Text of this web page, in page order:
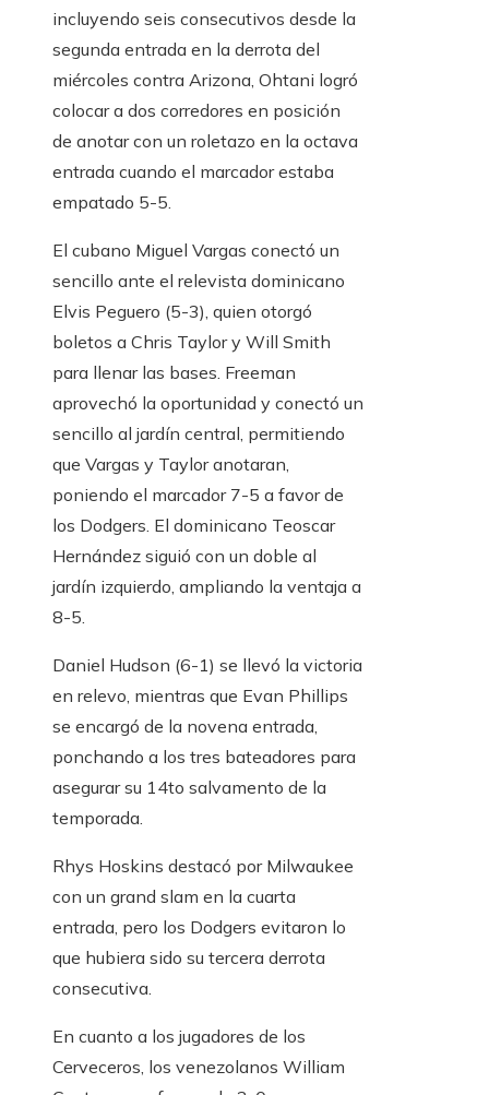
incluyendo seis consecutivos desde la
segunda entrada en la derrota del
miércoles contra Arizona, Ohtani logró
colocar a dos corredores en posición
de anotar con un roletazo en la octava
entrada cuando el marcador estaba
empatado 5-5.
El cubano Miguel Vargas conectó un
sencillo ante el relevista dominicano
Elvis Peguero (5-3), quien otorgó
boletos a Chris Taylor y Will Smith
para llenar las bases. Freeman
aprovechó la oportunidad y conectó un
sencillo al jardín central, permitiendo
que Vargas y Taylor anotaran,
poniendo el marcador 7-5 a favor de
los Dodgers. El dominicano Teoscar
Hernández siguió con un doble al
jardín izquierdo, ampliando la ventaja a
8-5.
Daniel Hudson (6-1) se llevó la victoria
en relevo, mientras que Evan Phillips
se encargó de la novena entrada,
ponchando a los tres bateadores para
asegurar su 14to salvamento de la
temporada.
Rhys Hoskins destacó por Milwaukee
con un grand slam en la cuarta
entrada, pero los Dodgers evitaron lo
que hubiera sido su tercera derrota
consecutiva.
En cuanto a los jugadores de los
Cerveceros, los venezolanos William